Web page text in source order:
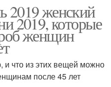
2019 женский
2019, которые
женщин
и что из этих вещей можно
после 45 лет